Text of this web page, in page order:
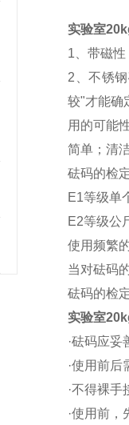
实验室
1、带磁
2、不锈
较"才能确
用的可能
简单；清
砝码的检
E1等级单
E2等级公
使用频繁
当对砝码
砝码的检
实验室
·砝码应
·使用前
·不得裸
·使用前